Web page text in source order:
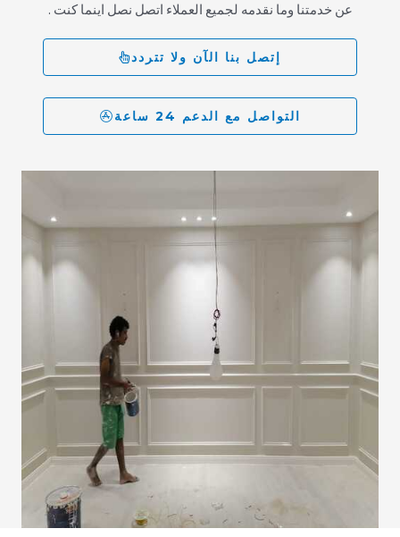
عن خدمتنا وما نقدمه لجميع العملاء اتصل نصل اينما كنت .
إتصل بنا الآن ولا تتردد
التواصل مع الدعم 24 ساعة